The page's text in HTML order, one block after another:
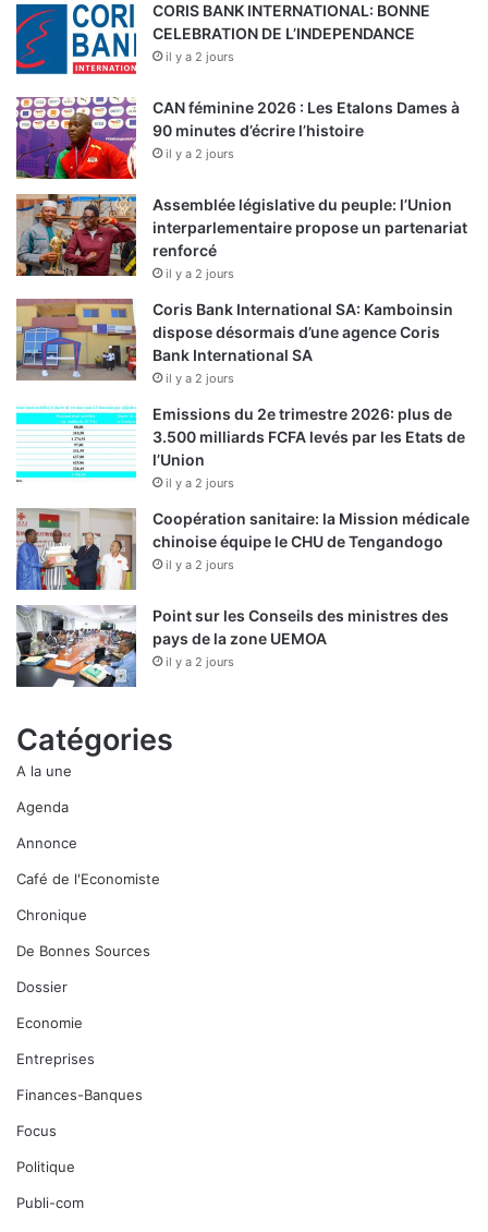
CORIS BANK INTERNATIONAL: BONNE
CELEBRATION DE L’INDEPENDANCE
il y a 2 jours
CAN féminine 2026 : Les Etalons Dames à
90 minutes d’écrire l’histoire
il y a 2 jours
Assemblée législative du peuple: l’Union
interparlementaire propose un partenariat
renforcé
il y a 2 jours
Coris Bank International SA: Kamboinsin
dispose désormais d’une agence Coris
Bank International SA
il y a 2 jours
Emissions du 2e trimestre 2026: plus de
3.500 milliards FCFA levés par les Etats de
l’Union
il y a 2 jours
Coopération sanitaire: la Mission médicale
chinoise équipe le CHU de Tengandogo
il y a 2 jours
Point sur les Conseils des ministres des
pays de la zone UEMOA
il y a 2 jours
Catégories
A la une
Agenda
Annonce
Café de l'Economiste
Chronique
De Bonnes Sources
Dossier
Economie
Entreprises
Finances-Banques
Focus
Politique
Publi-com